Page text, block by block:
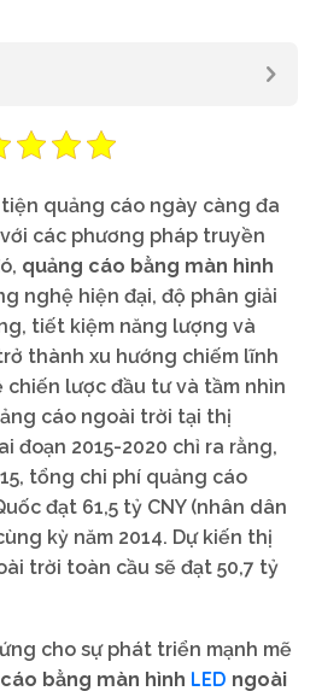
quảng cáo ngày càng đa
các phương pháp truyền
quảng cáo bằng màn hình
nghệ hiện đại, độ phân giải
tiết kiệm năng lượng và
thành xu hướng chiếm lĩnh
lược đầu tư và tầm nhìn
cáo ngoài trời tại thị
đoạn 2015-2020 chỉ ra rằng,
tổng chi phí quảng cáo
đạt 61,5 tỷ CNY (nhân dân
kỳ năm 2014. Dự kiến thị
trời toàn cầu sẽ đạt 50,7 tỷ
cho sự phát triển mạnh mẽ
bằng màn hình LED ngoài